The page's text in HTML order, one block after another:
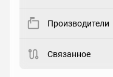
Рейтинг
Реакция
Производители
Связанное